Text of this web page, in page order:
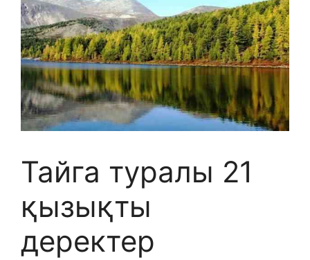
Тайга туралы 21
қызықты
деректер